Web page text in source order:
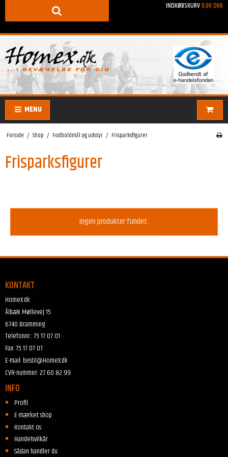
INDKØBSKURV0,00 DKK
MENU
Forside / Shop / Fodboldmål og udstyr / Frisparksfigurer
Frisparksfigurer
Ingen produkter fundet.
KONTAKT
HomeX.dk
Ålbæk Møllevej 15
6740 Bramming
Telefonnr.:75 17 07 01
Fax:75 17 07 07
E-mail: bestil@HomeX.dk
CVR-nummer: 27 60 82 99
INFO
Profil
E-mærket shop
Kontakt os
Handelsvilkår
Sådan handler du